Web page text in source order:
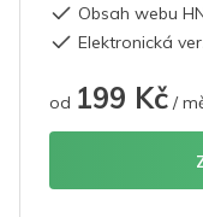
Obsah webu
Elektronická
od 199 Kč /